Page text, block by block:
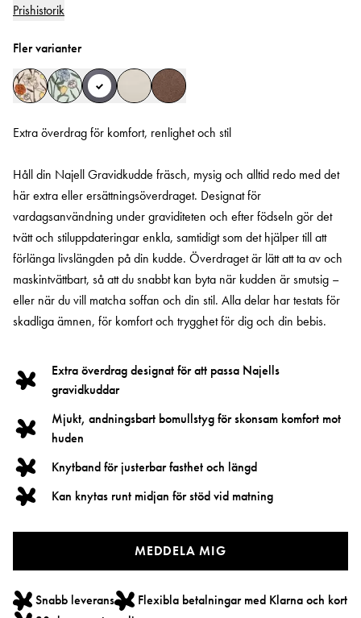
Prishistorik
Fler varianter
Extra överdrag för komfort, renlighet och stil
Håll din Najell Gravidkudde fräsch, mysig och alltid redo med det
här extra eller ersättningsöverdraget. Designat för
vardagsanvändning under graviditeten och efter födseln gör det
tvätt och stiluppdateringar enkla, samtidigt som det hjälper till att
förlänga livslängden på din kudde. Överdraget är lätt att ta av och
maskintvättbart, så att du snabbt kan byta när kudden är smutsig –
eller när du vill matcha soffan och din stil. Alla delar har testats för
skadliga ämnen, för komfort och trygghet för dig och din bebis.
Extra överdrag designat för att passa Najells
gravidkuddar
Mjukt, andningsbart bomullstyg för skonsam komfort mot
huden
Knytband för justerbar fasthet och längd
Kan knytas runt midjan för stöd vid matning
MEDDELA MIG
Snabb leverans
Flexibla betalningar med Klarna och kort